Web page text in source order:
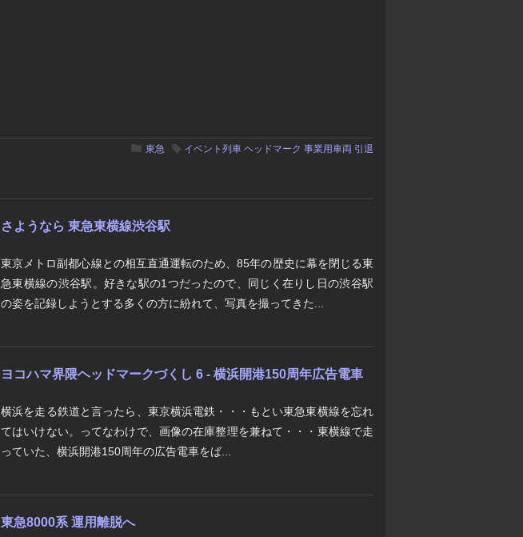
東急 イベント列車 ヘッドマーク 事業用車両 引退
さようなら 東急東横線渋谷駅
東京メトロ副都心線との相互直通運転のため、85年の歴史に幕を閉じる東
急東横線の渋谷駅。好きな駅の1つだったので、同じく在りし日の渋谷駅
の姿を記録しようとする多くの方に紛れて、写真を撮ってきた...
ヨコハマ界隈ヘッドマークづくし 6 - 横浜開港150周年広告電車
横浜を走る鉄道と言ったら、東京横浜電鉄・・・もとい東急東横線を忘れ
てはいけない。ってなわけで、画像の在庫整理を兼ねて・・・東横線で走
っていた、横浜開港150周年の広告電車をば...
東急8000系 運用離脱へ